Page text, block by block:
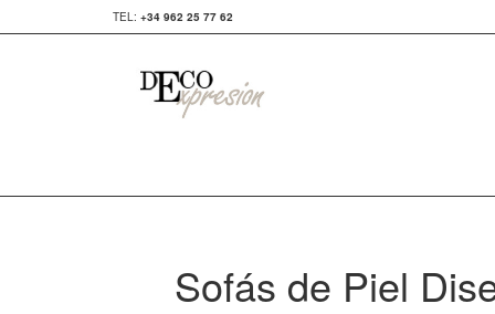
TEL: +34 962 25 77 62
Sofás de Piel